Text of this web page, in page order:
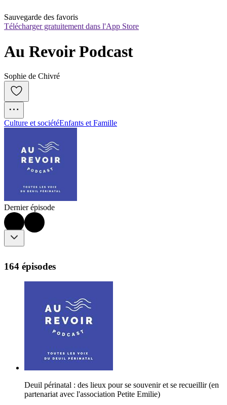
Sauvegarde des favoris
Télécharger gratuitement dans l'App Store
Au Revoir Podcast
Sophie de Chivré
Culture et sociétéEnfants et Famille
Dernier épisode
164 épisodes
Deuil périnatal : des lieux pour se souvenir et se recueillir (en
partenariat avec l'association Petite Emilie)